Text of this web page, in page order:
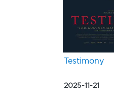
Testimony
2025-11-21